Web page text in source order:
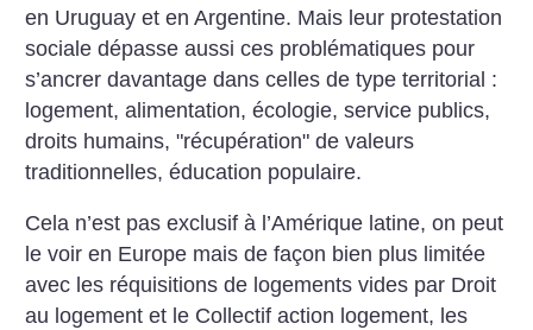
en Uruguay et en Argentine. Mais leur protestation
sociale dépasse aussi ces problématiques pour
s’ancrer davantage dans celles de type territorial :
logement, alimentation, écologie, service publics,
droits humains, "récupération" de valeurs
traditionnelles, éducation populaire.
Cela n’est pas exclusif à l’Amérique latine, on peut
le voir en Europe mais de façon bien plus limitée
avec les réquisitions de logements vides par Droit
au logement et le Collectif action logement, les